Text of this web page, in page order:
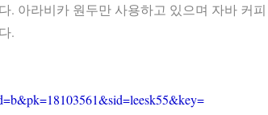
. 아라비카 원두만 사용하고 있으며 자바 커피
.